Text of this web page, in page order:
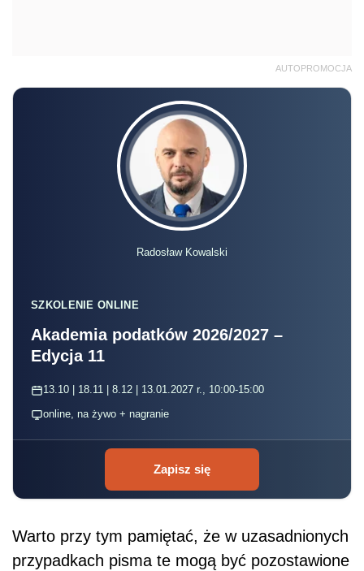
AUTOPROMOCJA
Radosław Kowalski
SZKOLENIE ONLINE
Akademia podatków 2026/2027 –
Edycja 11
13.10 | 18.11 | 8.12 | 13.01.2027 r., 10:00-15:00
online, na żywo + nagranie
Zapisz się
Warto przy tym pamiętać, że w uzasadnionych
przypadkach pisma te mogą być pozostawione